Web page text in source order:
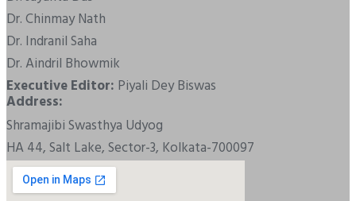
Dr. Chinmay Nath
Dr. Indranil Saha
Dr. Aindril Bhowmik
Executive Editor: Piyali Dey Biswas
Address:
Shramajibi Swasthya Udyog
HA 44, Salt Lake, Sector-3, Kolkata-700097